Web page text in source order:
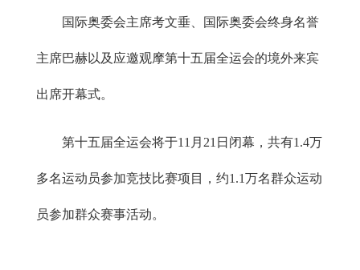
国际奥委会主席考文垂、国际奥委会终身名誉
主席巴赫以及应邀观摩第十五届全运会的境外来宾
出席开幕式。
第十五届全运会将于11月21日闭幕，共有1.4万
多名运动员参加竞技比赛项目，约1.1万名群众运动
员参加群众赛事活动。